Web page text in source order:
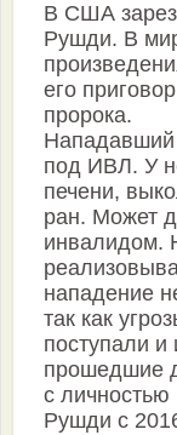
В США
Рушди. В
его
пророка.
под ИВЛ. У
печени,
ран. Может
инвалидом.
нападение
так как
поступали и
прошедшие
с
Рушди с